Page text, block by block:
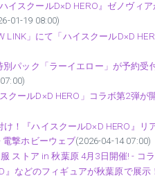
イスクールD×D HERO』ゼノヴィ
01-19 08:00)
LINK」にて「ハイスクールD×D
別パック「ラーイエロー」が予約
クールD×D HERO」コラボ第2弾
！『ハイスクールD×D HERO』
電撃ホビーウェブ(2026-04-14 07:00)
ストア in 秋葉原 4月3日開催! - コ
』などのフィギュアが秋葉原で展